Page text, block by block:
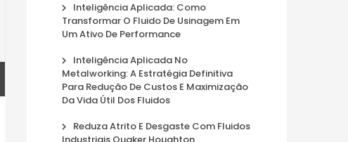
Inteligência Aplicada: Como
Transformar O Fluido De Usinagem Em
Um Ativo De Performance
Inteligência Aplicada No
Metalworking: A Estratégia Definitiva
Para Redução De Custos E Maximização
Da Vida Útil Dos Fluidos
Reduza Atrito E Desgaste Com Fluidos